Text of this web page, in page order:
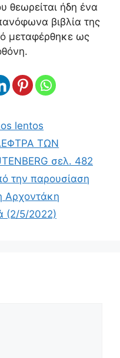
θεωρείται ήδη ένα
βιβλία της
μεταφέρθηκε ως
lentos
ΤΩΝ
σελ. 482
την παρουσίαση
Αρχοντάκη
(2/5/2022)